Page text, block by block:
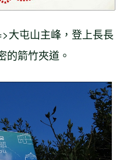
大屯山主峰，登上長長
的箭竹夾道。